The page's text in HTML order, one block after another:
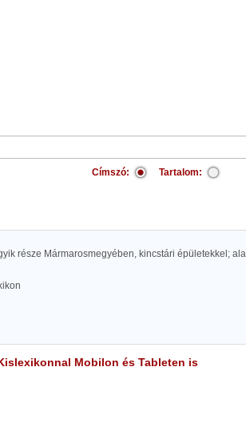
Címszó: Tartalom:
része Mármarosmegyében, kincstári épületekkel;
Mobilon és Tableten is